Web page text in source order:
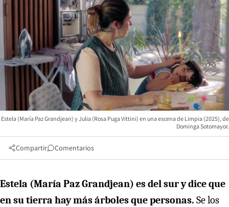
Estela (María Paz Grandjean) y Julia (Rosa Puga Vittini) en una escena de Limpia (2025), de
Dominga Sotomayor.
Compartir Comentarios
Estela (María Paz Grandjean) es del sur y dice que
en su tierra hay más árboles que personas. Se los